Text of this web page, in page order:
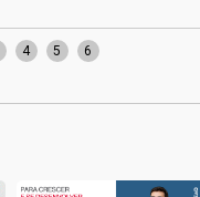
4 5 6